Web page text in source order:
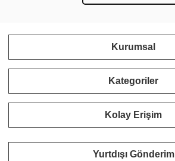
Kurumsal
Kategoriler
Kolay Erişim
Yurtdışı Gönderim